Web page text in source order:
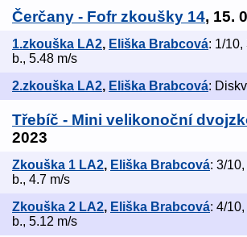
Čerčany - Fofr zkoušky 14, 15.
1.zkouška LA2, Eliška Brabcová: 1/10,
b., 5.48 m/s
2.zkouška LA2, Eliška Brabcová:
Třebíč - Mini velikonoční
2023
Zkouška 1 LA2, Eliška Brabcová: 3/
b., 4.7 m/s
Zkouška 2 LA2, Eliška Brabcová: 4/
b., 5.12 m/s